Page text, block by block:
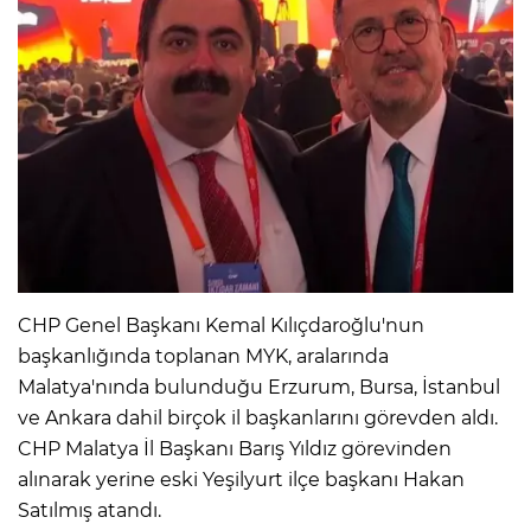
CHP Genel Başkanı Kemal Kılıçdaroğlu'nun
başkanlığında toplanan MYK, aralarında
Malatya'nında bulunduğu Erzurum, Bursa, İstanbul
ve Ankara dahil birçok il başkanlarını görevden aldı.
CHP Malatya İl Başkanı Barış Yıldız görevinden
alınarak yerine eski Yeşilyurt ilçe başkanı Hakan
Satılmış atandı.